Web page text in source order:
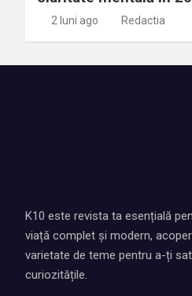
r
l
e
2 luni ago Redactia
K10 este revista ta esențială
viață complet și modern,
varietate de teme pentru a-ți
curiozitățile.